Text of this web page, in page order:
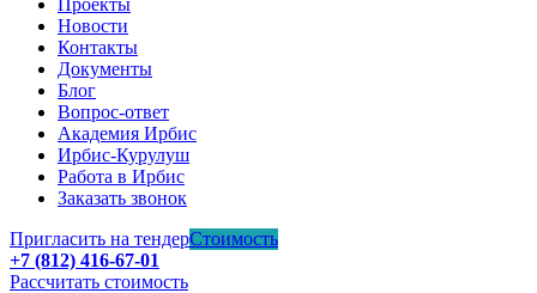
Проекты
Новости
Контакты
Документы
Блог
Вопрос-ответ
Академия Ирбис
Ирбис-Курулуш
Работа в Ирбис
Заказать звонок
Пригласить на тендерСтоимость
+7 (812) 416-67-01
Рассчитать стоимость